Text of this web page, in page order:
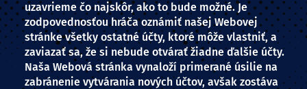
uzavrieme čo najskôr, ako to bude možné. Je
zodpovednosťou hráča oznámiť našej Webovej
stránke všetky ostatné účty, ktoré môže vlastniť, a
zaviazať sa, že si nebude otvárať žiadne ďalšie účty.
Naša Webová stránka vynaloží primerané úsilie na
zabránenie vytvárania nových účtov, avšak zostáva